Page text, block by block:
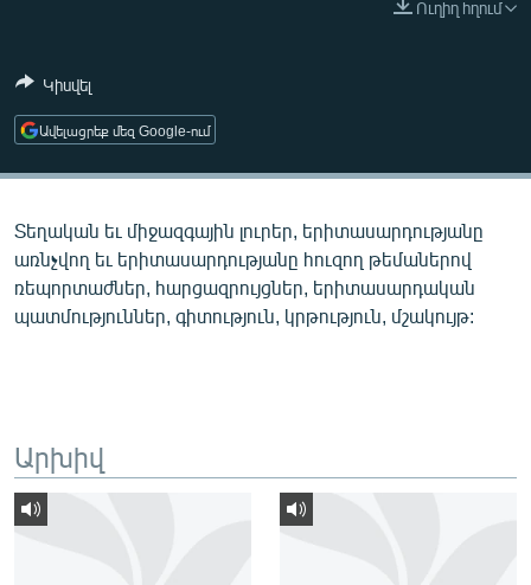
ՄԵԿՆԱԲԱՆՈՒԹՅՈՒՆ
ԿՈՐՈՆԱՎԻՐՈՒՍ
ԱՐԽԻՎ
ՏԵՍԱՆՅՈՒԹԵՐ
ՓՈԴՔԱՍԹ
Հայերեն
Ուղիղ հղում
Կիսվել
Ավելացրեք մեզ Google-ում
Տեղական եւ միջազգային լուրեր, երիտասարդությանը
առնչվող եւ երիտասարդությանը հուզող թեմաներով
ռեպորտաժներ, հարցազրույցներ, երիտասարդական
պատմություններ, գիտություն, կրթություն, մշակույթ:
Արխիվ